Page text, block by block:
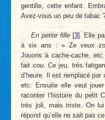
gentille, cette enfant.
Avez-vous un peu de tabac
En petite fille[3] . Elle
à six ans : « Ze veux
Jouons à cache-cache,
fait cou. Ce jeu, très
d’heure. Il est remplacé
etc. Ensuite elle veut
raconter l’histoire du petit
très joli, mais triste. On
répond qu’elle ne sait pas